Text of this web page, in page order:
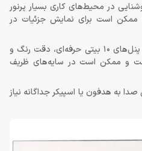
روشنایی در محیط‌های کاری بسیار پرنور
ممکن است برای نمایش جزئیات در
عمق رنگ 8 بیت: در مقایسه با پنل‌های 10 بیتی حرفه‌ای، دقت رنگ و
و ممکن است در سایه‌های ظریف
به هدفون یا اسپیکر جداگانه نیاز